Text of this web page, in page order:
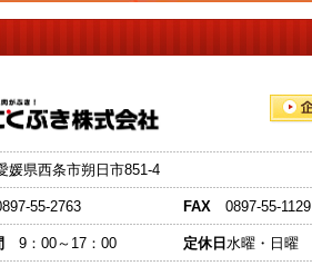
媛県西条市朔日市851-4
55-2763 FAX 0897-55-1129
9：00～17：00 定休日 水曜・日曜